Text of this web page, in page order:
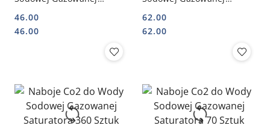
588406 | HENDI 588406_20
Cena:
46.00
Cena:
46.00
588406 | HENDI 5884063
Cena:
62.00
Cena:
62.00